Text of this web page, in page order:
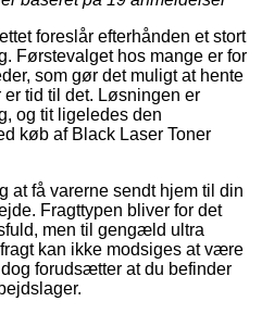
foreslår efterhånden et stort
Førstevalget hos mange er for
som gør det muligt at hente
tid til det. Løsningen er
og tit ligeledes den
køb af Black Laser Toner
at få varerne sendt hjem til din
Fragttypen bliver for det
men til gengæld ultra
kan ikke modsiges at være
forudsætter at du befinder